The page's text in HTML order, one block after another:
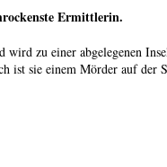
Ermittlerin.
zu einer abgelegenen
ist sie einem Mörder auf